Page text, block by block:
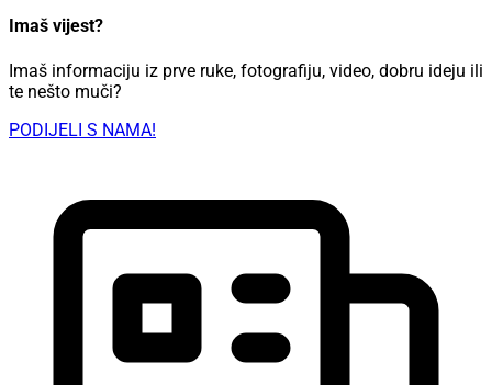
Imaš vijest?
Imaš informaciju iz prve ruke, fotografiju, video, dobru ideju ili
te nešto muči?
PODIJELI S NAMA!